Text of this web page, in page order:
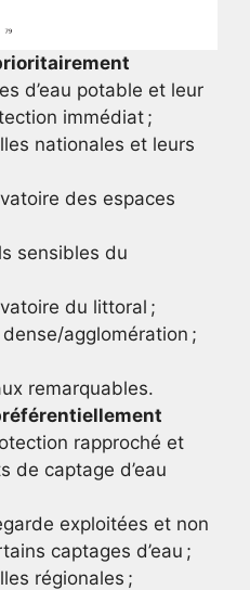
d’eau potable et leur
immédiat ;
nationales et leurs
des espaces
sensibles du
du littoral ;
agglomération ;
remarquables.
rapproché et
de captage d’eau
exploitées et non
captages d’eau ;
régionales ;